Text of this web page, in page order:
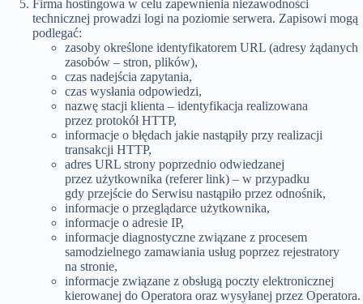
Firma hostingowa w celu zapewnienia niezawodności
technicznej prowadzi logi na poziomie serwera. Zapisowi mogą
podlegać:
zasoby określone identyfikatorem URL (adresy żądanych
zasobów – stron, plików),
czas nadejścia zapytania,
czas wysłania odpowiedzi,
nazwę stacji klienta – identyfikacja realizowana
przez protokół HTTP,
informacje o błędach jakie nastąpiły przy realizacji
transakcji HTTP,
adres URL strony poprzednio odwiedzanej
przez użytkownika (referer link) – w przypadku
gdy przejście do Serwisu nastąpiło przez odnośnik,
informacje o przeglądarce użytkownika,
informacje o adresie IP,
informacje diagnostyczne związane z procesem
samodzielnego zamawiania usług poprzez rejestratory
na stronie,
informacje związane z obsługą poczty elektronicznej
kierowanej do Operatora oraz wysyłanej przez Operatora.